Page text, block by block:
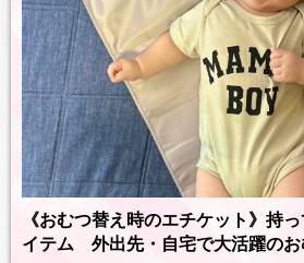
《おむつ替え時のエチケット》持
イテム 外出先・自宅で大活躍のお